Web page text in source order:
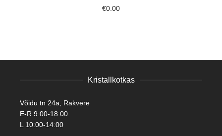
€0.00
Kristallkotkas
Võidu tn 24a, Rakvere
E-R 9:00-18:00
L 10:00-14:00